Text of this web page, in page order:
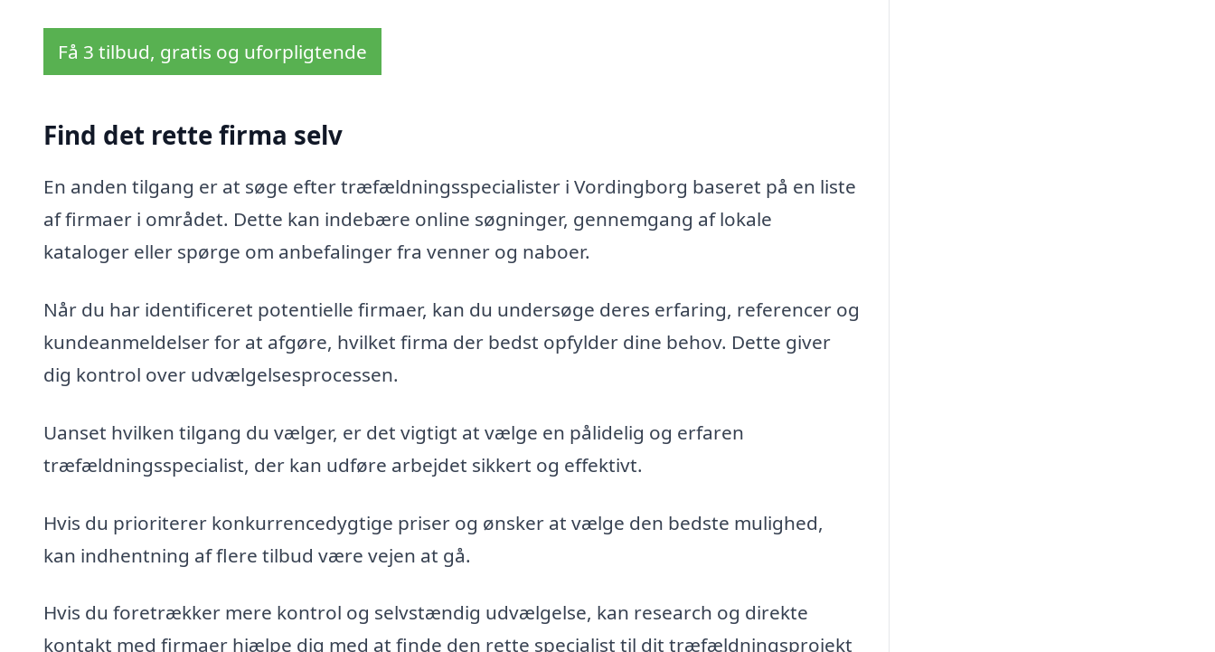
Få 3 tilbud, gratis og uforpligtende
Find det rette firma selv
En anden tilgang er at søge efter træfældningsspecialister i Vordingborg baseret på en liste
af firmaer i området. Dette kan indebære online søgninger, gennemgang af lokale
kataloger eller spørge om anbefalinger fra venner og naboer.
Når du har identificeret potentielle firmaer, kan du undersøge deres erfaring, referencer og
kundeanmeldelser for at afgøre, hvilket firma der bedst opfylder dine behov. Dette giver
dig kontrol over udvælgelsesprocessen.
Uanset hvilken tilgang du vælger, er det vigtigt at vælge en pålidelig og erfaren
træfældningsspecialist, der kan udføre arbejdet sikkert og effektivt.
Hvis du prioriterer konkurrencedygtige priser og ønsker at vælge den bedste mulighed,
kan indhentning af flere tilbud være vejen at gå.
Hvis du foretrækker mere kontrol og selvstændig udvælgelse, kan research og direkte
kontakt med firmaer hjælpe dig med at finde den rette specialist til dit træfældningsprojekt